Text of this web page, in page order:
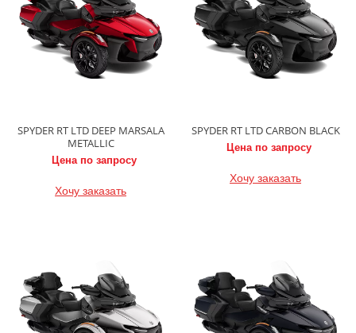
SPYDER RT LTD DEEP MARSALA
METALLIC
Цена по запросу
Хочу заказать
SPYDER RT LTD CARBON BLACK
Цена по запросу
Хочу заказать